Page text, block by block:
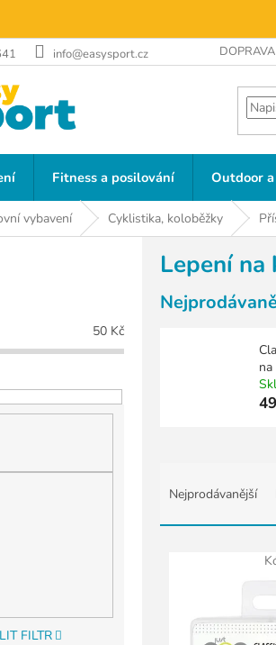
info@easysport.cz DOPRAVA
Fitness a posilování Outdoor
vybavení Cyklistika, koloběžky
50 Kč
FILTR
Lepení na
e
Nejprodávanější